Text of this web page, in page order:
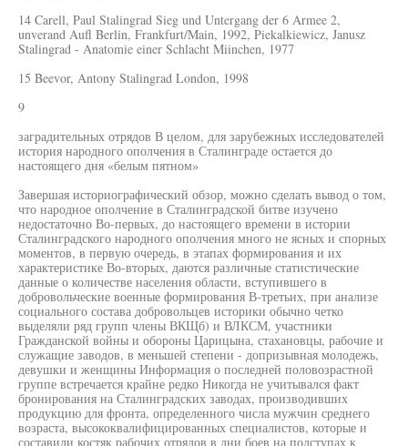
14 Carell, Paul Stalingrad Sieg und Untergang der 6 Armee 2,
unverand Aufl Berlin, Frankfurt/Main, 1992, Piekalkiewicz, Janusz
Stalingrad - Anatomie einer Schlacht Miinchen, 1977
15 Beevor, Antony Stalingrad London, 1998
9
заградительных отрядов В целом, для зарубежных исследователей
история народного ополчения в Сталинграде остается до
настоящего дня «белым пятном»
Завершая историографический обзор, можно сделать вывод о том,
что народное ополчение в Сталинградской битве изучено
недостаточно Во-первых, до настоящего времени в истории
Сталинградского народного ополчения много не ясных и спорных
моментов, в первую очередь, в этапах формирования и их
характеристике Во-вторых, даются различные статистические
данные о количестве населения области, вступившего в
добровольческие военные формирования В-третьих, при анализе
социального состава добровольцев историки обычно четко
выделяли ряд групп члены ВКЩб) и ВЛКСМ, участники
Гражданской войны и обороны Царицына, стахановцы, рабочие и
служащие заводов, в меньшей степени - допризывная молодежь,
девушки и женщины Информация о последней половозрастной
группе встречается крайне редко Никогда не учитывался факт
бронирования на Сталинградских заводах, производивших
продукцию для фронта, определенного числа мужчин среднего
возраста, высококвалифицированных специалистов, которые и
составили костяк рабочих отрядов в дни боев на подступах к